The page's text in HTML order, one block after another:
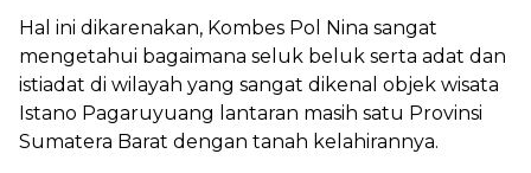
Hal ini dikarenakan, Kombes Pol Nina sangat
mengetahui bagaimana seluk beluk serta adat dan
istiadat di wilayah yang sangat dikenal objek wisata
Istano Pagaruyuang lantaran masih satu Provinsi
Sumatera Barat dengan tanah kelahirannya.